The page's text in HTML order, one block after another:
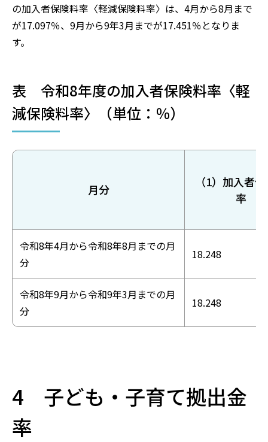
の加入者保険料率〈軽減保険料率〉は、4月から8月まで
が17.097％、9月から9年3月までが17.451％となりま
す。
表 令和8年度の加入者保険料率〈軽
減保険料率〉（単位：％）
月分
（1）加入者
率
令和8年4月から令和8年8月までの月
分
18.248
令和8年9月から令和9年3月までの月
分
18.248
4 子ども・子育て拠出金
率